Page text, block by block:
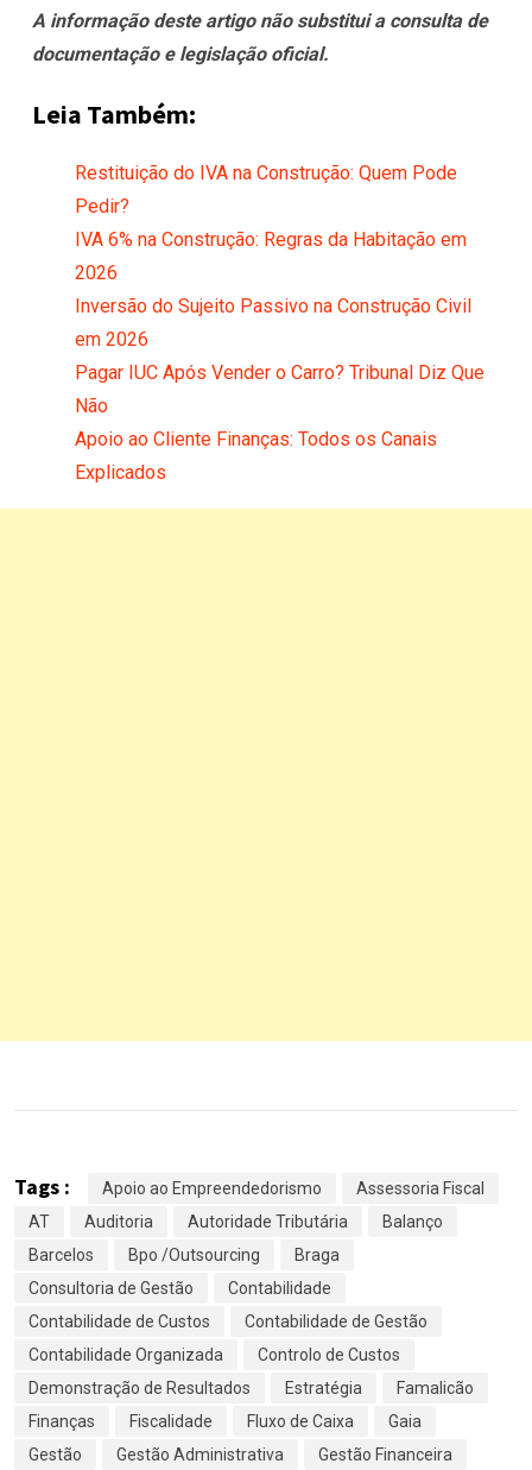
A informação deste artigo não substitui a consulta de
documentação e legislação oficial.
Leia Também:
Restituição do IVA na Construção: Quem Pode
Pedir?
IVA 6% na Construção: Regras da Habitação em
2026
Inversão do Sujeito Passivo na Construção Civil
em 2026
Pagar IUC Após Vender o Carro? Tribunal Diz Que
Não
Apoio ao Cliente Finanças: Todos os Canais
Explicados
Tags : Apoio ao Empreendedorismo
Assessoria Fiscal
AT
Auditoria Autoridade Tributária
Balanço
Barcelos
Bpo /Outsourcing
Braga
Consultoria de Gestão
Contabilidade
Contabilidade de Custos
Contabilidade de Gestão
Contabilidade Organizada
Controlo de Custos
Demonstração de Resultados
Estratégia
Famalicão
Finanças
Fiscalidade Fluxo de Caixa
Gaia
Gestão
Gestão Administrativa
Gestão Financeira